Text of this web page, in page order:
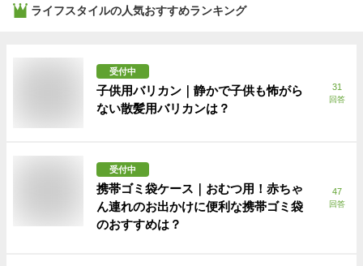
ライフスタイルの人気おすすめランキング
受付中
子供用バリカン｜静かで子供も怖がら
ない散髪用バリカンは？
31
回答
受付中
携帯ゴミ袋ケース｜おむつ用！赤ちゃ
ん連れのお出かけに便利な携帯ゴミ袋
のおすすめは？
47
回答